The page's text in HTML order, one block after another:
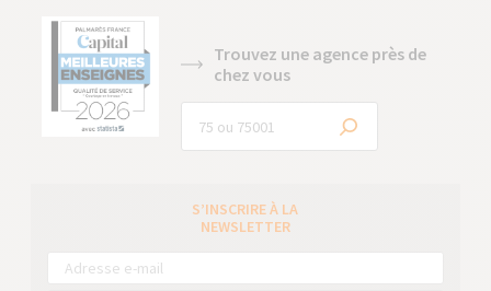
Trouvez une agence près de
chez vous
S’INSCRIRE À LA
NEWSLETTER